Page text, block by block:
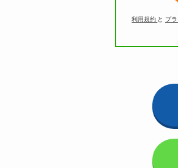
利用規約 と プ